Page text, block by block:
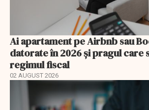
Ai apartament pe Airbnb sau
datorate în 2026 și pragul care
regimul fiscal
02 AUGUST 2026